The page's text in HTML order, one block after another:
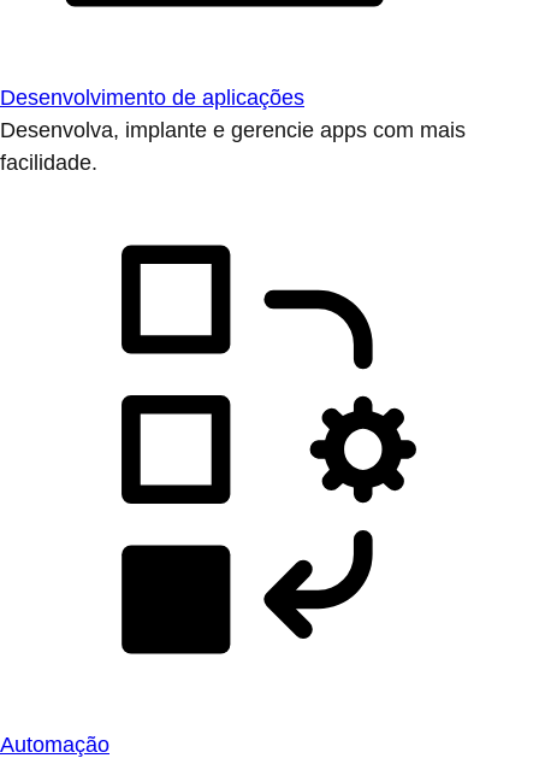
Desenvolvimento de aplicações
Desenvolva, implante e gerencie apps com mais
facilidade.
Automação